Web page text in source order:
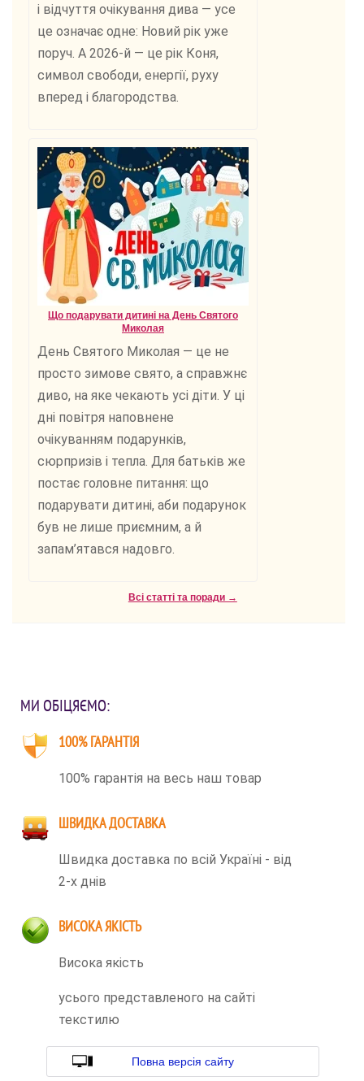
і відчуття очікування дива — усе
це означає одне: Новий рік уже
поруч. А 2026-й — це рік Коня,
символ свободи, енергії, руху
вперед і благородства.
Що подарувати дитині на День Святого
Миколая
День Святого Миколая — це не
просто зимове свято, а справжнє
диво, на яке чекають усі діти. У ці
дні повітря наповнене
очікуванням подарунків,
сюрпризів і тепла. Для батьків же
постає головне питання: що
подарувати дитині, аби подарунок
був не лише приємним, а й
запам’ятався надовго.
Всі статті та поради →
МИ ОБІЦЯЄМО:
100% ГАРАНТІЯ
100% гарантія на весь наш товар
ШВИДКА ДОСТАВКА
Швидка доставка по всій Україні - від
2-х днів
ВИСОКА ЯКІСТЬ
Висока якість
усього представленого на сайті
текстилю
Повна версія сайту